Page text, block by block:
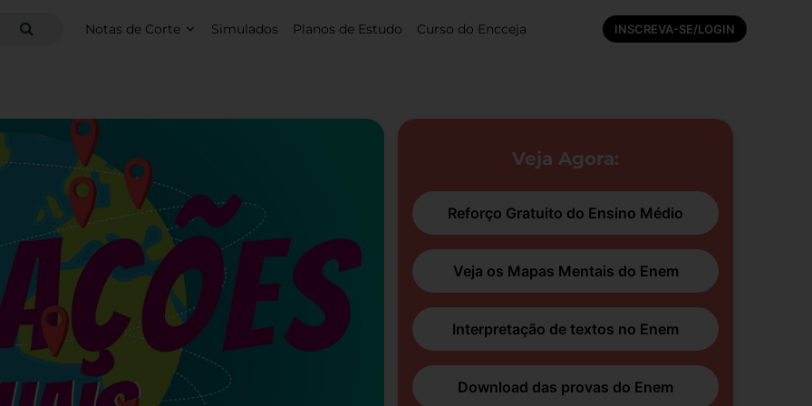
Notas de Corte Simulados Planos de Estudo Curso do Encceja INSCREVA-SE/LOGIN
Veja Agora:
Reforço Gratuito do Ensino Médio
Veja os Mapas Mentais do Enem
Interpretação de textos no Enem
Download das provas do Enem